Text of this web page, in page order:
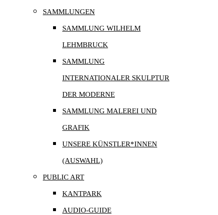
SAMMLUNGEN
SAMMLUNG WILHELM
LEHMBRUCK
SAMMLUNG
INTERNATIONALER SKULPTUR
DER MODERNE
SAMMLUNG MALEREI UND
GRAFIK
UNSERE KÜNSTLER*INNEN
(AUSWAHL)
PUBLIC ART
KANTPARK
AUDIO-GUIDE